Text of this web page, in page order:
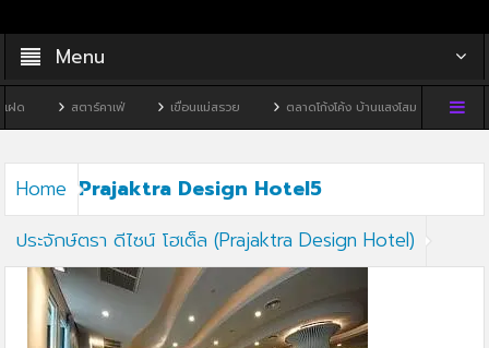
Menu
ด สตาร์คาเฟ่ เขื่อนแม่สรวย ตลาดโก้งโค้ง บ้านแสงโสม ทิวผาค
Home
ประจักษ์ตรา ดีไซน์ โฮเต็ล (Prajaktra Design Hotel)
Prajaktra Design Hotel5